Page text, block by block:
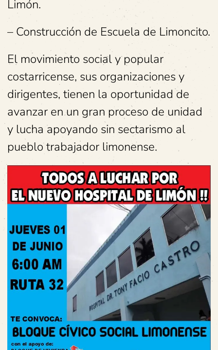
Limón.
– Construcción de Escuela de Limoncito.
El movimiento social y popular
costarricense, sus organizaciones y
dirigentes, tienen la oportunidad de
avanzar en un gran proceso de unidad
y lucha apoyando sin sectarismo al
pueblo trabajador limonense.